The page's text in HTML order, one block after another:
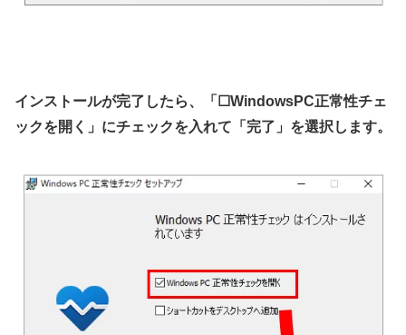
インストールが完了したら、「☐WindowsPC正常性チェ
ックを開く」にチェックを入れて「完了」を選択します。